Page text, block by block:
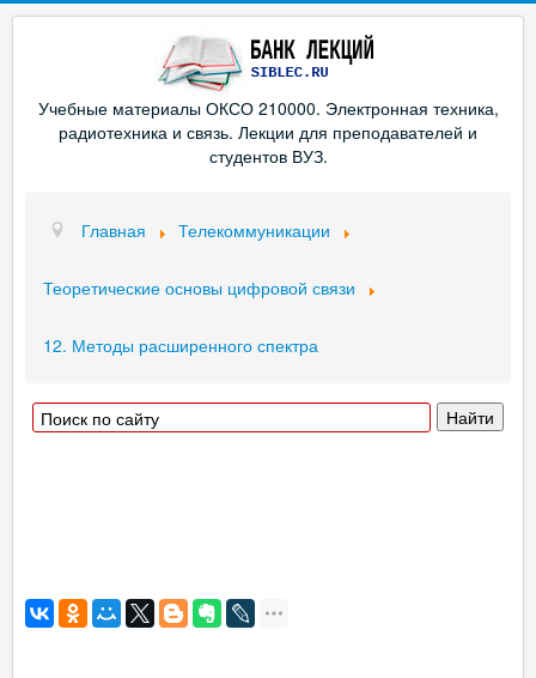
Учебные материалы ОКСО 210000. Электронная техника,
радиотехника и связь. Лекции для преподавателей и
студентов ВУЗ.
Главная Телекоммуникации
Теоретические основы цифровой связи
12. Методы расширенного спектра